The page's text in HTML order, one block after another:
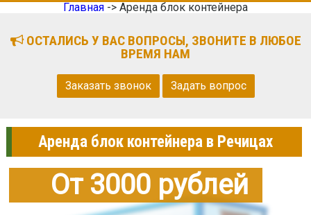
Главная -> Аренда блок контейнера
ОСТАЛИСЬ У ВАС ВОПРОСЫ, ЗВОНИТЕ В ЛЮБОЕ
ВРЕМЯ НАМ
Заказать звонок Задать вопрос
Аренда блок контейнера в Речицах
От 3000 рублей